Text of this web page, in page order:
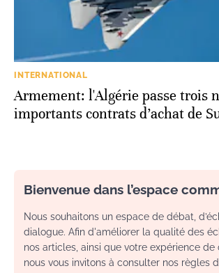
INTERNATIONAL
Armement: l'Algérie passe trois
importants contrats d’achat de
Bienvenue dans l’espace
Nous souhaitons un espace de débat,
dialogue. Afin d'améliorer la qualité des
nos articles, ainsi que votre expérience de
nous vous invitons à consulter nos règles